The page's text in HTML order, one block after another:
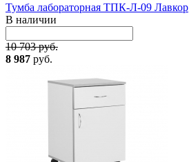
Тумба лабораторная ТПК-Л-09 Лавкор
В наличии
10 703 руб.
8 987 руб.